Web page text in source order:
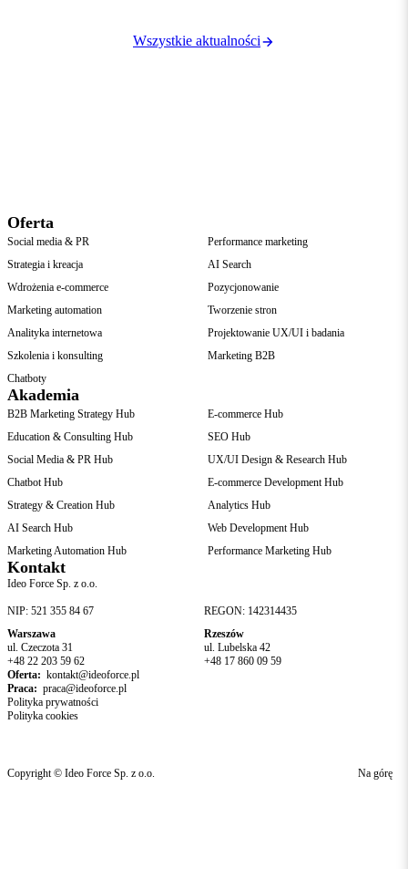
Growth!
Wszystkie aktualności
Oferta
Social media & PR
Performance marketing
Strategia i kreacja
AI Search
Wdrożenia e-commerce
Pozycjonowanie
Marketing automation
Tworzenie stron
Analityka internetowa
Projektowanie UX/UI i badania
Szkolenia i konsulting
Marketing B2B
Chatboty
Akademia
B2B Marketing Strategy Hub
E-commerce Hub
Education & Consulting Hub
SEO Hub
Social Media & PR Hub
UX/UI Design & Research Hub
Chatbot Hub
E-commerce Development Hub
Strategy & Creation Hub
Analytics Hub
AI Search Hub
Web Development Hub
Marketing Automation Hub
Performance Marketing Hub
Kontakt
Ideo Force Sp. z o.o.
NIP: 521 355 84 67
REGON: 142314435
Warszawa
ul. Czeczota 31
+48 22 203 59 62
Rzeszów
ul. Lubelska 42
+48 17 860 09 59
Oferta: kontakt@ideoforce.pl
Praca: praca@ideoforce.pl
Polityka prywatności
Polityka cookies
Copyright © Ideo Force Sp. z o.o. Na górę